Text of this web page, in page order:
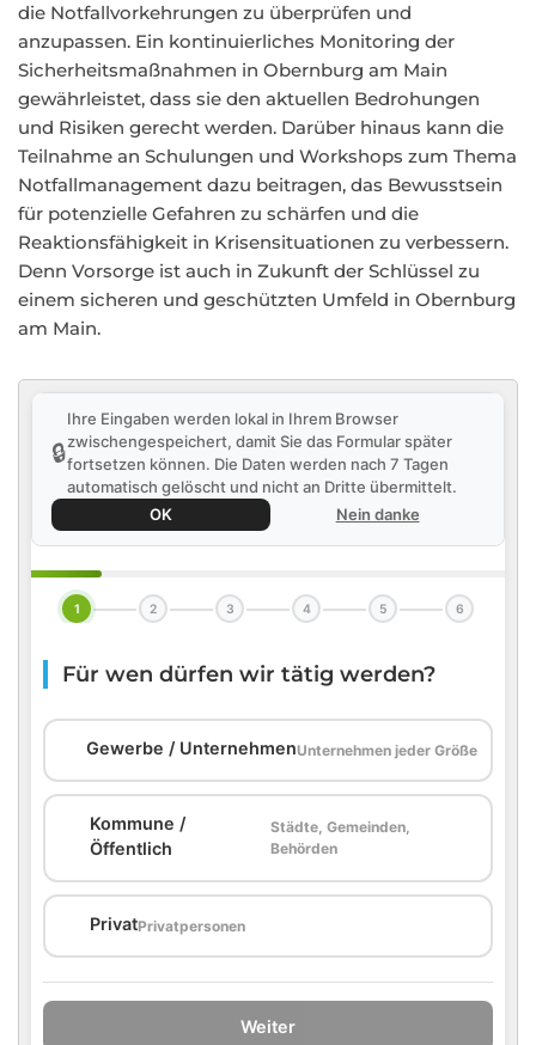
die Notfallvorkehrungen zu überprüfen und
anzupassen. Ein kontinuierliches Monitoring der
Sicherheitsmaßnahmen in Obernburg am Main
gewährleistet, dass sie den aktuellen Bedrohungen
und Risiken gerecht werden. Darüber hinaus kann die
Teilnahme an Schulungen und Workshops zum Thema
Notfallmanagement dazu beitragen, das Bewusstsein
für potenzielle Gefahren zu schärfen und die
Reaktionsfähigkeit in Krisensituationen zu verbessern.
Denn Vorsorge ist auch in Zukunft der Schlüssel zu
einem sicheren und geschützten Umfeld in Obernburg
am Main.
🔒
Ihre Eingaben werden lokal in Ihrem Browser
zwischengespeichert, damit Sie das Formular später
fortsetzen können. Die Daten werden nach 7 Tagen
automatisch gelöscht und nicht an Dritte übermittelt.
OK
Nein danke
1 2 3 4 5 6
Für wen dürfen wir tätig werden?
Gewerbe / UnternehmenUnternehmen jeder Größe
Kommune /
Öffentlich
Städte, Gemeinden,
Behörden
PrivatPrivatpersonen
Weiter